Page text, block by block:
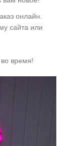
онлайн.
сайта или
время!